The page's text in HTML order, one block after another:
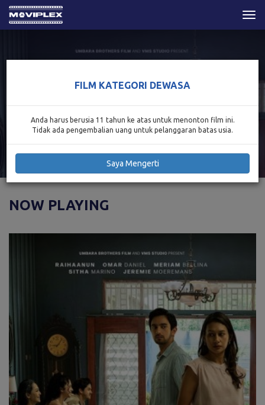
NOW PLAYING
FILM KATEGORI DEWASA
Anda harus berusia 11 tahun ke atas untuk menonton film ini.
Tidak ada pengembalian uang untuk pelanggaran batas usia.
Saya Mengerti